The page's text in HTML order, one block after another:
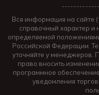
Вся информация на сайте
справочный характер и
определяемой
Российской Федерации.
уточняйте у менеджеров.
право вносить
программное
уведомления